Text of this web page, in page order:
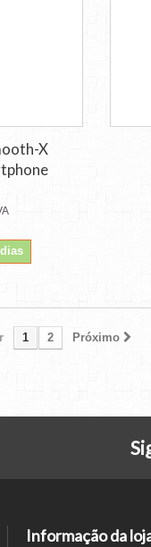
X
1 2 Próximo
Informação da